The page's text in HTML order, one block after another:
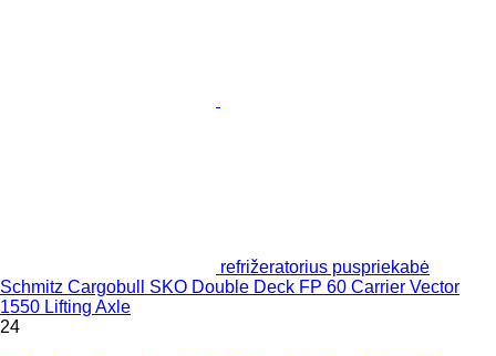
refrižeratorius puspriekabė
Schmitz Cargobull SKO Double Deck FP 60 Carrier Vector
1550 Lifting Axle
24